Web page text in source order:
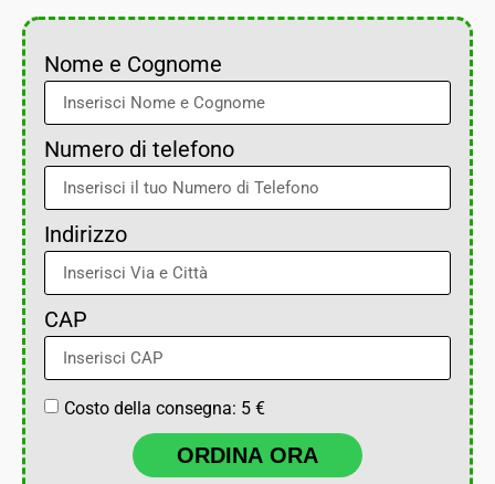
Nome e Cognome
Numero di telefono
Indirizzo
CAP
Costo della consegna: 5 €
ORDINA ORA